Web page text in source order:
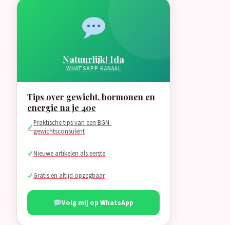
Natuurlijk! Ida
WHATSAPP KANAAL
Tips over gewicht, hormonen en
energie na je 40e
Praktische tips van een BGN-
gewichtsconsulent
Nieuwe artikelen als eerste
Gratis en altijd opzegbaar
Volg mij op WhatsApp